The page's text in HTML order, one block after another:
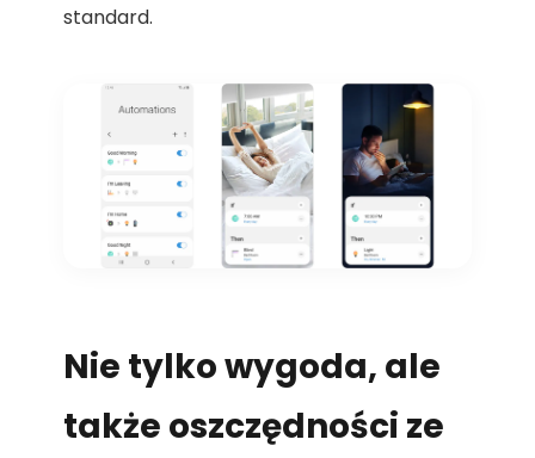
standard.
Nie tylko wygoda, ale
także oszczędności ze